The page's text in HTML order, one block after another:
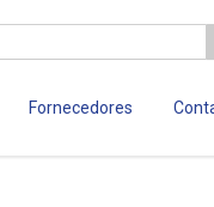
Fornecedores